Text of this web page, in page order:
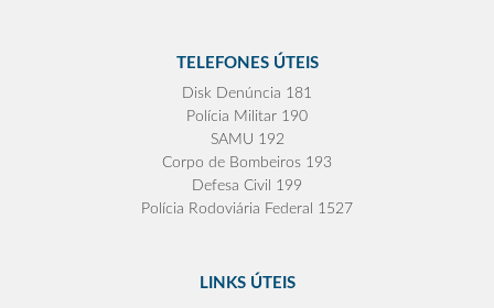
TELEFONES ÚTEIS
Disk Denúncia 181
Polícia Militar 190
SAMU 192
Corpo de Bombeiros 193
Defesa Civil 199
Polícia Rodoviária Federal 1527
LINKS ÚTEIS